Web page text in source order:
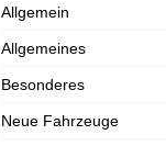
Allgemein
Allgemeines
Besonderes
Neue Fahrzeuge